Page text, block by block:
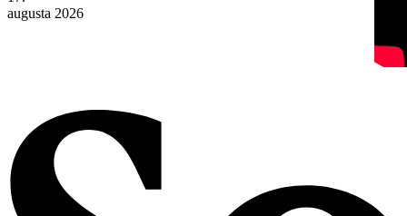
augusta 2026